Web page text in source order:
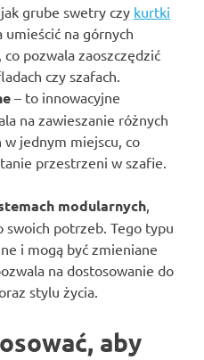
grube swetry czy kurtki
umieścić na górnych
co pozwala zaoszczędzić
czy szafach.
– to innowacyjne
na zawieszanie różnych
jednym miejscu, co
przestrzeni w szafie.
modularnych
swoich potrzeb. Tego typu
i mogą być zmieniane
na dostosowanie do
stylu życia.
aby